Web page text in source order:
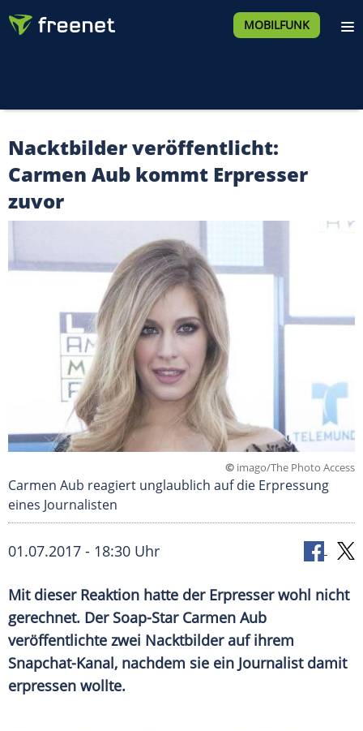
MOBILFUNK
Nacktbilder veröffentlicht:
Carmen Aub kommt Erpresser
zuvor
© imago/The Photo Access
Carmen Aub reagiert unglaublich auf die Erpressung
eines Journalisten
01.07.2017 - 18:30 Uhr
Mit dieser Reaktion hatte der Erpresserwohl nicht
gerechnet. Der Soap-Star Carmen Aub
veröffentlichte zwei Nacktbilderauf ihrem
Snapchat-Kanal, nachdem sie ein Journalist damit
erpressen wollte.